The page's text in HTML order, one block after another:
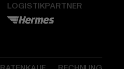
LOGISTIKPARTNER